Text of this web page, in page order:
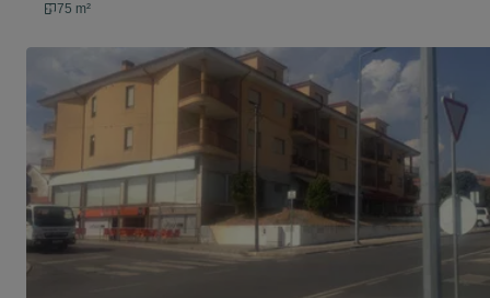
75 m²